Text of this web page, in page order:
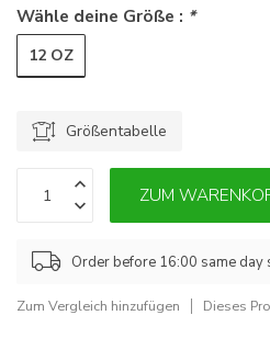
Wähle deine Größe : *
12 OZ
Größentabelle
ZUM
Order before 16:00 same day
Zum Vergleich hinzufügen Dieses